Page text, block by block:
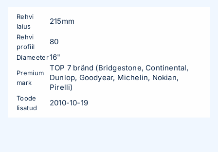
Rehvi
laius
215mm
Rehvi
profiil
80
Diameeter16"
Premium
mark
TOP 7 bränd (Bridgestone, Continental,
Dunlop, Goodyear, Michelin, Nokian,
Pirelli)
Toode
lisatud
2010-10-19